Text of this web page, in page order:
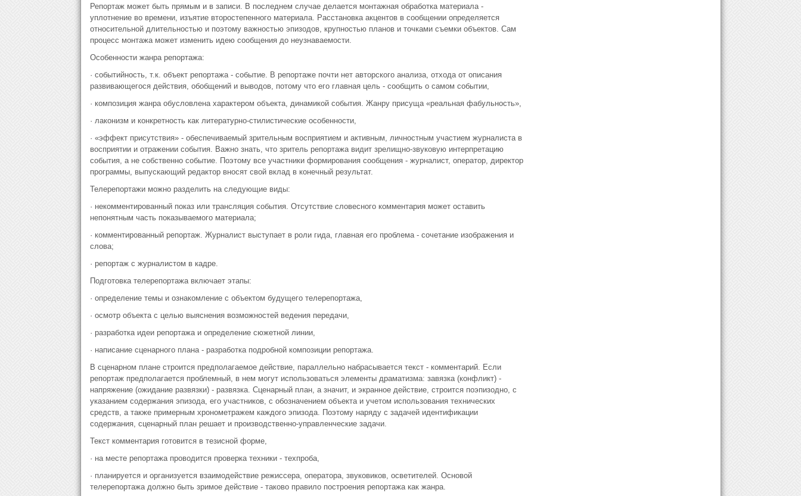
Репортаж может быть прямым и в записи. В последнем случае делается монтажная обработка материала -
уплотнение во времени, изъятие второстепенного материала. Расстановка акцентов в сообщении определяется
относительной длительностью и поэтому важностью эпизодов, крупностью планов и точками съемки объектов. Сам
процесс монтажа может изменить идею сообщения до неузнаваемости.
Особенности жанра репортажа:
· событийность, т.к. объект репортажа - событие. В репортаже почти нет авторского анализа, отхода от описания
развивающегося действия, обобщений и выводов, потому что его главная цель - сообщить о самом событии,
· композиция жанра обусловлена характером объекта, динамикой события. Жанру присуща «реальная фабульность»,
· лаконизм и конкретность как литературно-стилистические особенности,
· «эффект присутствия» - обеспечиваемый зрительным восприятием и активным, личностным участием журналиста в
восприятии и отражении события. Важно знать, что зритель репортажа видит зрелищно-звуковую интерпретацию
события, а не собственно событие. Поэтому все участники формирования сообщения - журналист, оператор, директор
программы, выпускающий редактор вносят свой вклад в конечный результат.
Телерепортажи можно разделить на следующие виды:
· некомментированный показ или трансляция события. Отсутствие словесного комментария может оставить
непонятным часть показываемого материала;
· комментированный репортаж. Журналист выступает в роли гида, главная его проблема - сочетание изображения и
слова;
· репортаж с журналистом в кадре.
Подготовка телерепортажа включает этапы:
· определение темы и ознакомление с объектом будущего телерепортажа,
· осмотр объекта с целью выяснения возможностей ведения передачи,
· разработка идеи репортажа и определение сюжетной линии,
· написание сценарного плана - разработка подробной композиции репортажа.
В сценарном плане строится предполагаемое действие, параллельно набрасывается текст - комментарий. Если
репортаж предполагается проблемный, в нем могут использоваться элементы драматизма: завязка (конфликт) -
напряжение (ожидание развязки) - развязка. Сценарный план, а значит, и экранное действие, строится поэпизодно, с
указанием содержания эпизода, его участников, с обозначением объекта и учетом использования технических
средств, а также примерным хронометражем каждого эпизода. Поэтому наряду с задачей идентификации
содержания, сценарный план решает и производственно-управленческие задачи.
Текст комментария готовится в тезисной форме,
· на месте репортажа проводится проверка техники - техпроба,
· планируется и организуется взаимодействие режиссера, оператора, звуковиков, осветителей. Основой
телерепортажа должно быть зримое действие - таково правило построения репортажа как жанра.